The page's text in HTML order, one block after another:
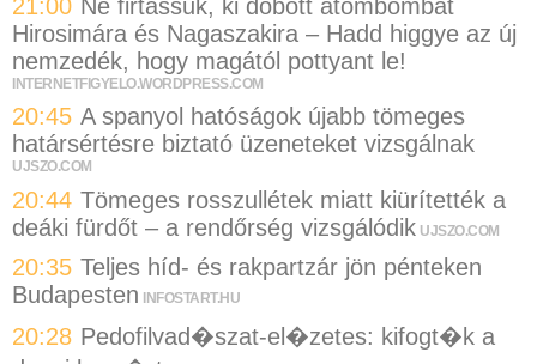
21:00 Ne firtassuk, ki dobott atombombát
Hirosimára és Nagaszakira – Hadd higgye az új
nemzedék, hogy magától pottyant le!
INTERNETFIGYELO.WORDPRESS.COM
20:45 A spanyol hatóságok újabb tömeges
határsértésre biztató üzeneteket vizsgálnak
UJSZO.COM
20:44 Tömeges rosszullétek miatt kiürítették a
deáki fürdőt – a rendőrség vizsgálódik UJSZO.COM
20:35 Teljes híd- és rakpartzár jön pénteken
Budapesten INFOSTART.HU
20:28 Pedofilvad�szat-el�zetes: kifogt�k a